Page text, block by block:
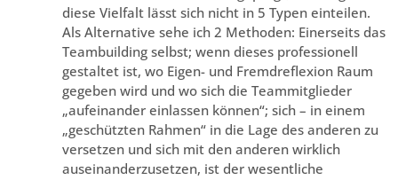
diese Vielfalt lässt sich nicht in 5 Typen einteilen.
Als Alternative sehe ich 2 Methoden: Einerseits das
Teambuilding selbst; wenn dieses professionell
gestaltet ist, wo Eigen- und Fremdreflexion Raum
gegeben wird und wo sich die Teammitglieder
„aufeinander einlassen können“; sich – in einem
„geschützten Rahmen“ in die Lage des anderen zu
versetzen und sich mit den anderen wirklich
auseinanderzusetzen, ist der wesentliche